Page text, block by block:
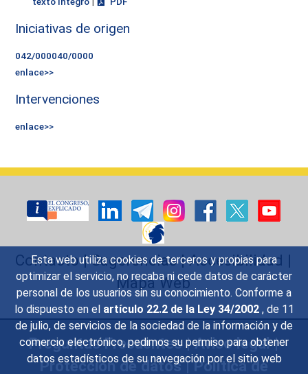
Esta web utiliza cookies de terceros y propias para
optimizar el servicio, no recaba ni cede datos de carácter
personal de los usuarios sin su conocimiento. Conforme a
lo dispuesto en el artículo 22.2 de la Ley 34/2002 , de 11
de julio, de servicios de la sociedad de la información y de
comercio electrónico, pedimos su permiso para obtener
datos estadísticos de su navegación por el sitio web
Iniciativas de origen
042/000040/0000
enlace>>
Intervenciones
enlace>>
Contacto|Sugerencias|Accesibilidad |
Mapa Web
Preguntas Frecuentes|Aviso legal|
Protección de datos|Política de